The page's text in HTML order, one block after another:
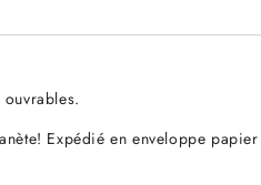
Expédié en enveloppe